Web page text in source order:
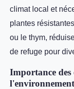
climat local et
plantes
ou le thym,
de refuge pour
Importance des